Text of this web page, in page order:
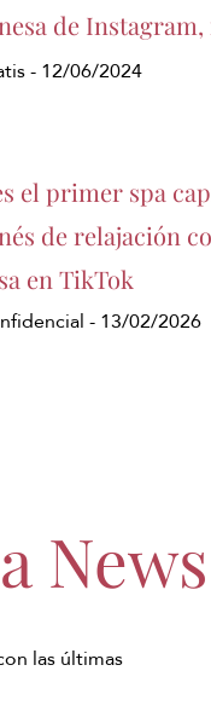
de Instagram,
- 12/06/2024
el primer spa
de relajación
en TikTok
- 13/02/2026
News
las últimas